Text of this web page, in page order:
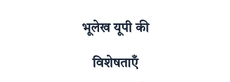
भूलेख यूपी की
विशेषताएँ